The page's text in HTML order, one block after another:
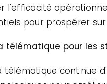
l'efficacité
pour prospérer
télématique pour les
télématique continue